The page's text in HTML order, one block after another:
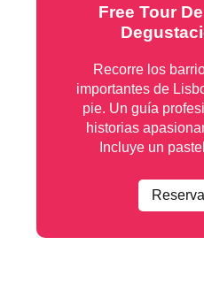
Free Tour
Recorre los
importantes de
pie. Un guía
historias
Incluye un